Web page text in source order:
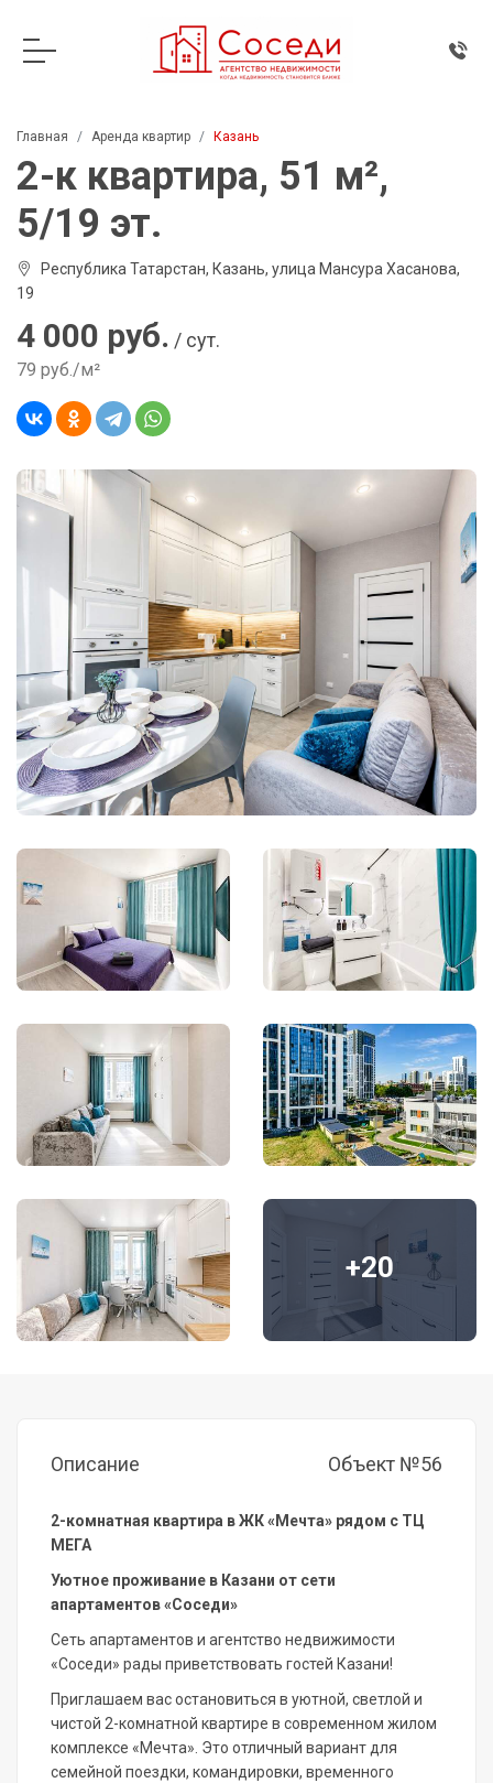
Главная Аренда квартир Казань
2-к квартира, 51 м²,
5/19 эт.
Республика Татарстан, Казань, улица Мансура Хасанова,
19
4 000 руб. / сут.
79 руб./м²
+20
Описание Объект №56
2-комнатная квартира в ЖК «Мечта» рядом с ТЦ
МЕГА
Уютное проживание в Казани от сети
апартаментов «Соседи»
Сеть апартаментов и агентство недвижимости
«Соседи» рады приветствовать гостей Казани!
Приглашаем вас остановиться в уютной, светлой и
чистой 2-комнатной квартире в современном жилом
комплексе «Мечта». Это отличный вариант для
семейной поездки, командировки, временного